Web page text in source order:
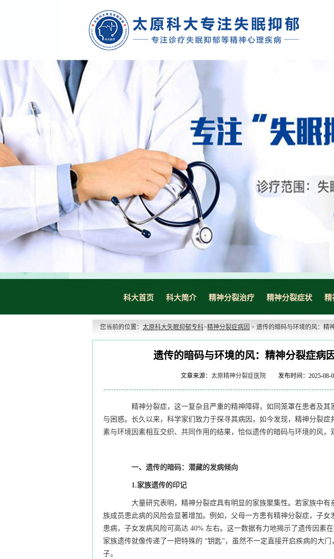
科大首页 科大简介 精神分裂治疗 精神分裂症状 精
您当前的位置： 太原科大失眠抑郁专科>精神分裂症病因 > 遗传的暗码与环境的风：精
健康热
遗传的暗码与环境的风：精神分裂症病
文章来源： 太原精神分裂症医院发布时间：2025-08-08
精神分裂症，这一复杂且严重的精神障碍，如同笼罩在患者及其
与困惑。长久以来，科学家们致力于探寻其病因，如今发现，精神分裂症
素与环境因素相互交织、共同作用的结果，恰似遗传的暗码与环境的风，
一、遗传的暗码：潜藏的发病倾向
1.家族遗传的印记
大量研究表明，精神分裂症具有明显的家族聚集性。若家族中有
族成员患此病的风险会显著增加。例如，父母一方患有精神分裂症，子女
患病，子女发病风险可高达 40% 左右。这一数据有力地揭示了遗传因素
家族遗传就像传递了一把特殊的 “钥匙”，虽然不一定直接开启疾病的大
子。